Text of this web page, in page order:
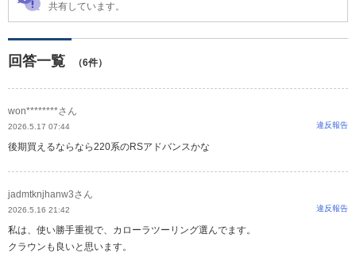
共有しています。
回答一覧 （6件）
won********さん
2026.5.17 07:44 違反報告
後期買えるならなら220系のRSアドバンスかな
jadmtknjhanw3さん
2026.5.16 21:42 違反報告
私は、使い勝手重視で、カローラツーリング選んでます。
クラウンも良いと思います。